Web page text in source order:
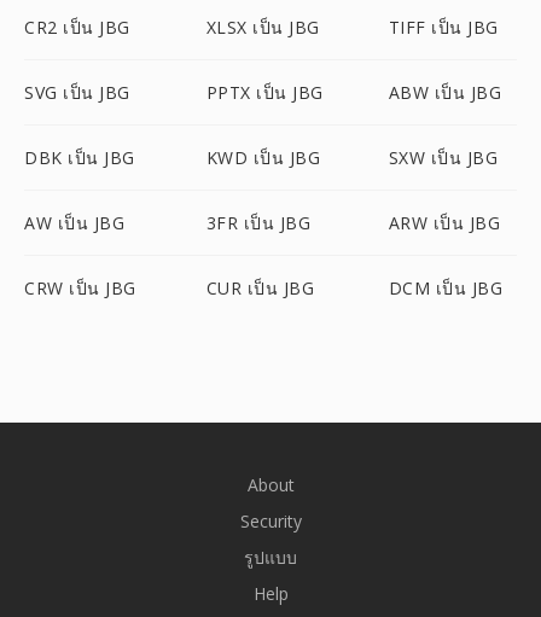
CR2 เป็น JBG XLSX เป็น JBG TIFF เป็น JBG
SVG เป็น JBG PPTX เป็น JBG ABW เป็น JBG
DBK เป็น JBG KWD เป็น JBG SXW เป็น JBG
AW เป็น JBG 3FR เป็น JBG ARW เป็น JBG
CRW เป็น JBG CUR เป็น JBG DCM เป็น JBG
About
Security
รูปแบบ
Help